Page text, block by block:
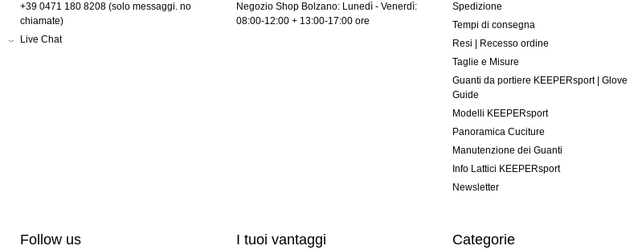
+39 0471 180 8208 (solo messaggi. no
chiamate)
Live Chat
Negozio Shop Bolzano: Lunedì - Venerdì:
08:00-12:00 + 13:00-17:00 ore
Spedizione
Tempi di consegna
Resi | Recesso ordine
Taglie e Misure
Guanti da portiere KEEPERsport | Glove
Guide
Modelli KEEPERsport
Panoramica Cuciture
Manutenzione dei Guanti
Info Lattici KEEPERsport
Newsletter
Follow us I tuoi vantaggi Categorie